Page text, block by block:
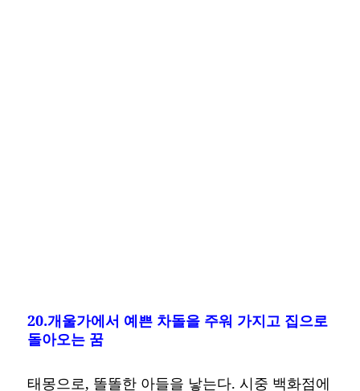
20.개울가에서 예쁜 차돌을 주워 가지고 집으로
돌아오는 꿈
태몽으로, 똘똘한 아들을 낳는다. 시중 백화점에